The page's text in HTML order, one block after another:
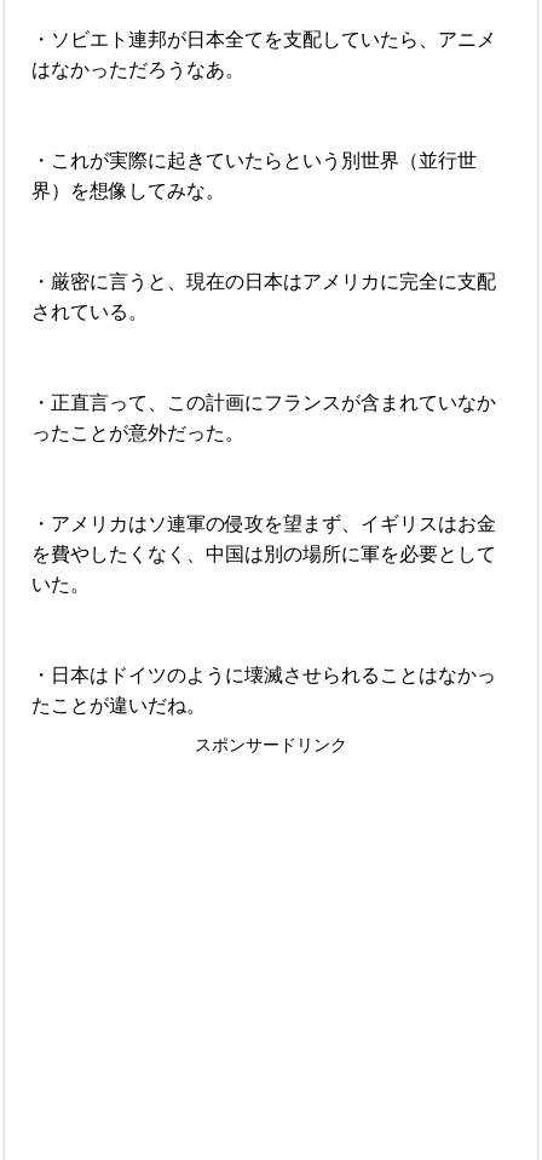
・ソビエト連邦が日本全てを支配していたら、アニメ
はなかっただろうなあ。
・これが実際に起きていたらという別世界（並行世
界）を想像してみな。
・厳密に言うと、現在の日本はアメリカに完全に支配
されている。
・正直言って、この計画にフランスが含まれていなか
ったことが意外だった。
・アメリカはソ連軍の侵攻を望まず、イギリスはお金
を費やしたくなく、中国は別の場所に軍を必要として
いた。
・日本はドイツのように壊滅させられることはなかっ
たことが違いだね。
スポンサードリンク